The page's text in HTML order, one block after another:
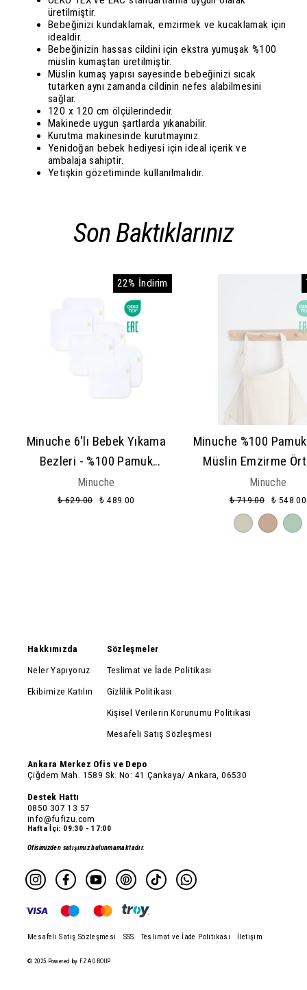
üretilmiştir.
Bebeğinizi kundaklamak, emzirmek ve kucaklamak için
idealdir.
Bebeğinizin hassas cildini için ekstra yumuşak %100
müslin kumaştan üretilmiştir.
Müslin kumaş yapısı sayesinde bebeğinizi sıcak
tutarken aynı zamanda cildinin nefes alabilmesini
sağlar.
120 x 120 cm ölçülerindedir.
Makinede uygun şartlarda yıkanabilir.
Kurutma makinesinde kurutmayınız.
Yenidoğan bebek hediyesi için ideal içerik ve
ambalaja sahiptir.
Yetişkin gözetiminde kullanılmalıdır.
Son Baktıklarınız
22% İndirim
Minuche 6'lı Bebek Yıkama
Bezleri - %100 Pamuk
Yumuşak ve Süper Emici
Örgü Yıkama Kesesi
Minuche
₺ 629.00 ₺ 489.00
Minuche %100
Müslin Emzirme
Opak Bebek
- Nefes Alınabilir
Minuche
₺ 719.00 ₺ 548.00
Hakkımızda
Neler Yapıyoruz
Ekibimize Katılın
Sözleşmeler
Teslimat ve İade Politikası
Gizlilik Politikası
Kişisel Verilerin Korunumu Politikası
Mesafeli Satış Sözleşmesi
Ankara Merkez Ofis ve Depo
Çiğdem Mah. 1589 Sk. No: 41 Çankaya/ Ankara, 06530
Destek Hattı
0850 307 13 57
info@fufizu.com
Hafta İçi: 09:30 - 17:00
Ofisimizden satışımız bulunmamaktadır.
© 2025 Powered by FZA GROUP
Mesafeli Satış Sözleşmesi SSS Teslimat ve İade Politikası İletişim